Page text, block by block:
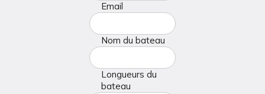
Email
Nom du bateau
Longueurs du
bateau